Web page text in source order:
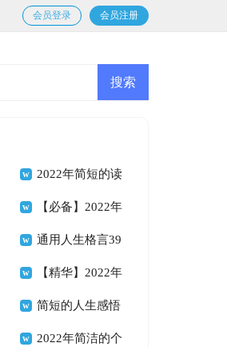
会员登录 会员注册
2022年简短的读
书的格言汇编54句
【必备】2022年
励志座右铭合集68
句
通用人生格言39
句 【精华】2022年
人生格言座右铭集合
95句
简短的人生感悟
格言66句
2022年简洁的个